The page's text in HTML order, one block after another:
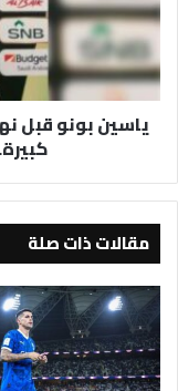
الكأس:
اللعب
مسؤولية
كبيرة..
وهدفنا
ياسين بونو قبل
مقالات ذات صلة